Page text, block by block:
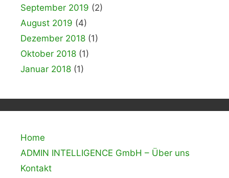
September 2019 (2)
August 2019 (4)
Dezember 2018 (1)
Oktober 2018 (1)
Januar 2018 (1)
Home
ADMIN INTELLIGENCE GmbH – Über uns
Kontakt